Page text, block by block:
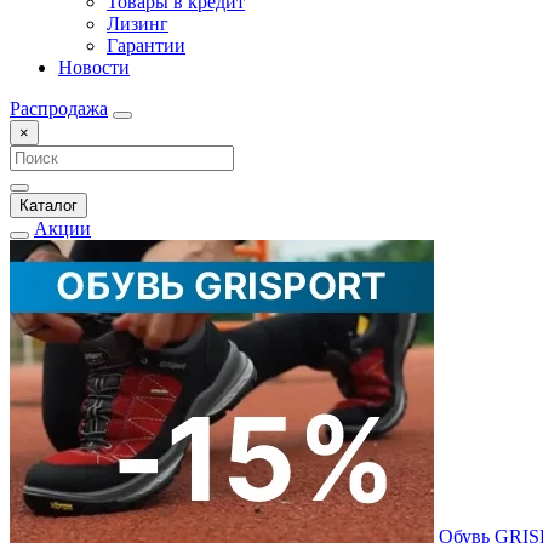
Лизинг
Гарантии
Новости
Распродажа
×
Каталог
Акции
Обувь